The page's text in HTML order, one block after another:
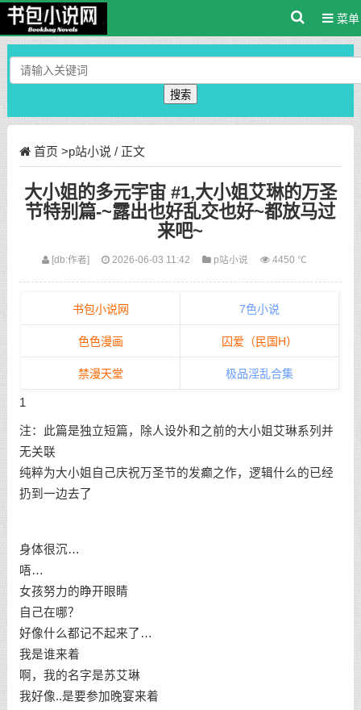
菜单
搜索
首页 >p站小说 / 正文
大小姐的多元宇宙 #1,大小姐艾琳的万圣
节特别篇-~露出也好乱交也好~都放马过
来吧~
[db:作者] 2026-06-03 11:42 p站小说 4450 ℃
书包小说网 7色小说
色色漫画 囚爱（民国H）
禁漫天堂 极品淫乱合集
1
注：此篇是独立短篇，除人设外和之前的大小姐艾琳系列并
无关联
纯粹为大小姐自己庆祝万圣节的发癫之作，逻辑什么的已经
扔到一边去了
身体很沉…
唔…
女孩努力的睁开眼睛
自己在哪？
好像什么都记不起来了…
我是谁来着
啊，我的名字是苏艾琳
我好像..是要参加晚宴来着